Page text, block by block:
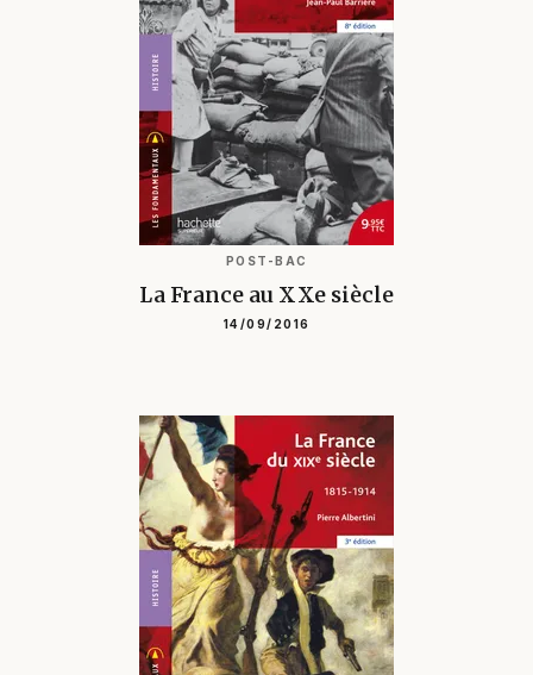
POST-BAC
La France au XXe siècle
14/09/2016